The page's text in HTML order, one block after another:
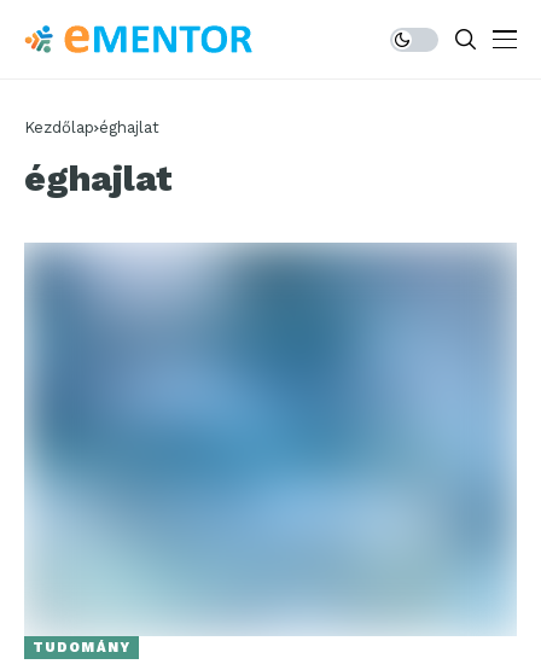
Kezdőlap éghajlat
éghajlat
TUDOMÁNY